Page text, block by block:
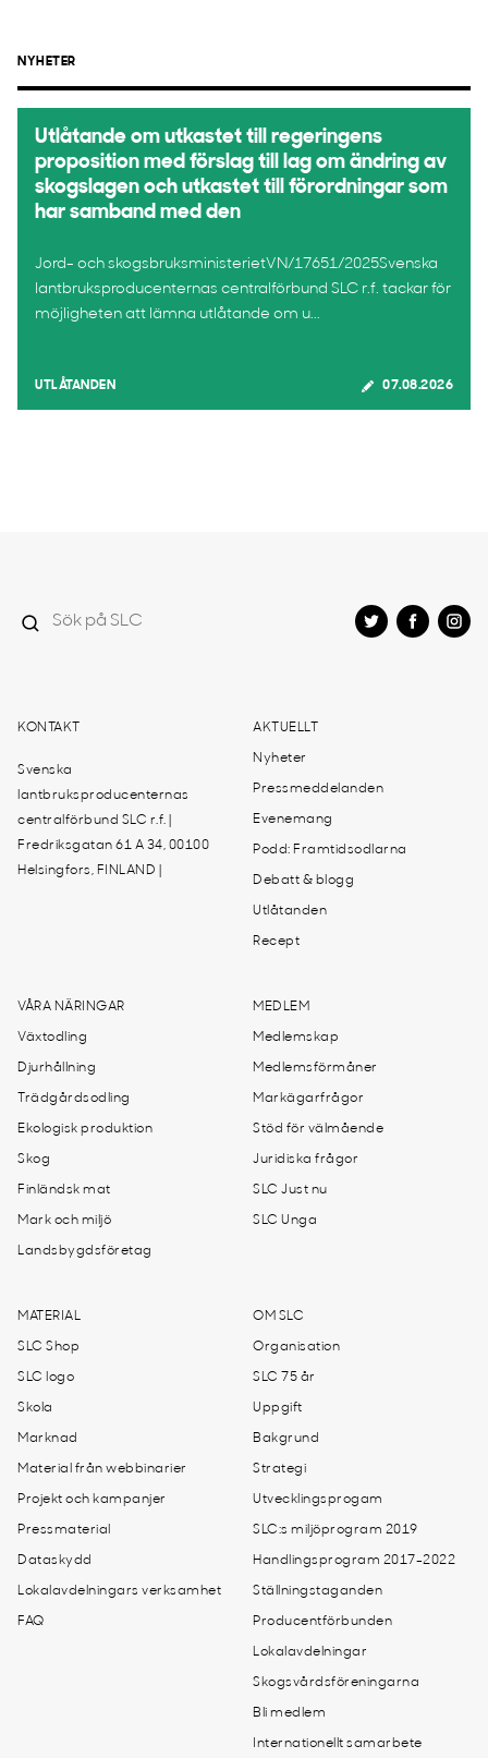
NYHETER
Utlåtande om utkastet till regeringens
proposition med förslag till lag om ändring av
skogslagen och utkastet till förordningar som
har samband med den
Jord- och skogsbruksministerietVN/17651/2025Svenska
lantbruksproducenternas centralförbund SLC r.f. tackar för
möjligheten att lämna utlåtande om u...
UTLÅTANDEN 07.08.2026
KONTAKT
Svenska
lantbruksproducenternas
centralförbund SLC r.f. |
Fredriksgatan 61 A 34, 00100
Helsingfors, FINLAND |
AKTUELLT
Nyheter
Pressmeddelanden
Evenemang
Podd: Framtidsodlarna
Debatt & blogg
Utlåtanden
Recept
VÅRA NÄRINGAR
Växtodling
Djurhållning
Trädgårdsodling
Ekologisk produktion
Skog
Finländsk mat
Mark och miljö
Landsbygdsföretag
MEDLEM
Medlemskap
Medlemsförmåner
Markägarfrågor
Stöd för välmående
Juridiska frågor
SLC Just nu
SLC Unga
MATERIAL
SLC Shop
SLC logo
Skola
Marknad
Material från webbinarier
Projekt och kampanjer
Pressmaterial
Dataskydd
Lokalavdelningars verksamhet
FAQ
OM SLC
Organisation
SLC 75 år
Uppgift
Bakgrund
Strategi
Utvecklingsprogam
SLC:s miljöprogram 2019
Handlingsprogram 2017-2022
Ställningstaganden
Producentförbunden
Lokalavdelningar
Skogsvårdsföreningarna
Bli medlem
Internationellt samarbete